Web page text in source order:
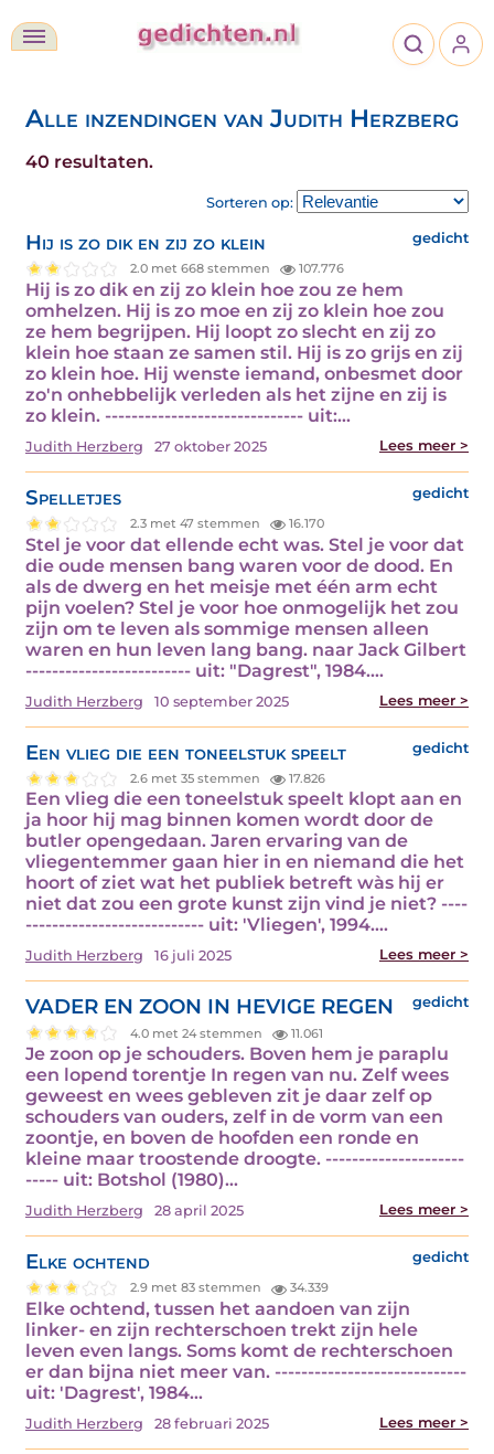
Alle inzendingen van Judith Herzberg
40 resultaten.
Sorteren op:
Hij is zo dik en zij zo klein gedicht
2.0 met 668 stemmen 107.776
Hij is zo dik en zij zo klein hoe zou ze hem
omhelzen. Hij is zo moe en zij zo klein hoe zou
ze hem begrijpen. Hij loopt zo slecht en zij zo
klein hoe staan ze samen stil. Hij is zo grijs en zij
zo klein hoe. Hij wenste iemand, onbesmet door
zo'n onhebbelijk verleden als het zijne en zij is
zo klein. ------------------------------ uit:…
Judith Herzberg 27 oktober 2025 Lees meer >
Spelletjes gedicht
2.3 met 47 stemmen 16.170
Stel je voor dat ellende echt was. Stel je voor dat
die oude mensen bang waren voor de dood. En
als de dwerg en het meisje met één arm echt
pijn voelen? Stel je voor hoe onmogelijk het zou
zijn om te leven als sommige mensen alleen
waren en hun leven lang bang. naar Jack Gilbert
------------------------- uit: "Dagrest", 1984.…
Judith Herzberg 10 september 2025 Lees meer >
Een vlieg die een toneelstuk speelt gedicht
2.6 met 35 stemmen 17.826
Een vlieg die een toneelstuk speelt klopt aan en
ja hoor hij mag binnen komen wordt door de
butler opengedaan. Jaren ervaring van de
vliegentemmer gaan hier in en niemand die het
hoort of ziet wat het publiek betreft wàs hij er
niet dat zou een grote kunst zijn vind je niet? ----
--------------------------- uit: 'Vliegen', 1994.…
Judith Herzberg 16 juli 2025 Lees meer >
VADER EN ZOON IN HEVIGE REGEN gedicht
4.0 met 24 stemmen 11.061
Je zoon op je schouders. Boven hem je paraplu
een lopend torentje In regen van nu. Zelf wees
geweest en wees gebleven zit je daar zelf op
schouders van ouders, zelf in de vorm van een
zoontje, en boven de hoofden een ronde en
kleine maar troostende droogte. ---------------------
----- uit: Botshol (1980)…
Judith Herzberg 28 april 2025 Lees meer >
Elke ochtend gedicht
2.9 met 83 stemmen 34.339
Elke ochtend, tussen het aandoen van zijn
linker- en zijn rechterschoen trekt zijn hele
leven even langs. Soms komt de rechterschoen
er dan bijna niet meer van. -----------------------------
uit: 'Dagrest', 1984…
Judith Herzberg 28 februari 2025 Lees meer >